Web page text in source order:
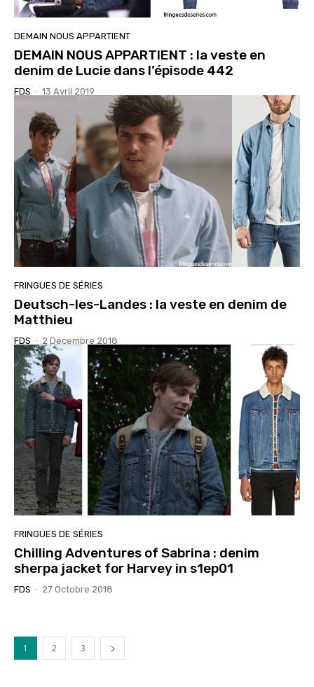
DEMAIN NOUS APPARTIENT
DEMAIN NOUS APPARTIENT : la veste en
denim de Lucie dans l’épisode 442
FDS - 13 Avril 2019
FRINGUES DE SÉRIES
Deutsch-les-Landes : la veste en denim de
Matthieu
FDS - 2 Décembre 2018
FRINGUES DE SÉRIES
Chilling Adventures of Sabrina : denim
sherpa jacket for Harvey in s1ep01
FDS - 27 Octobre 2018
1 2 3